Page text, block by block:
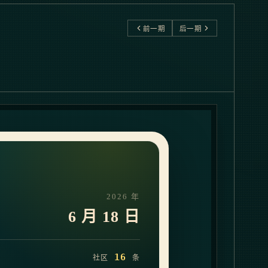
前一期 后一期